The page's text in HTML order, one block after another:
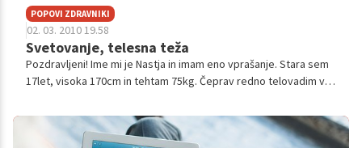
POPOVI ZDRAVNIKI
02. 03. 2010 19.58
Svetovanje, telesna teža
Pozdravljeni! Ime mi je Nastja in imam eno vprašanje. Stara sem
17let, visoka 170cm in tehtam 75kg. Čeprav redno telovadim v
uro in pol. ...